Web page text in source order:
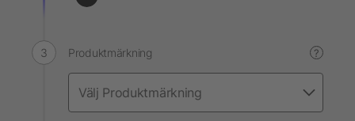
Produktmärkning ?